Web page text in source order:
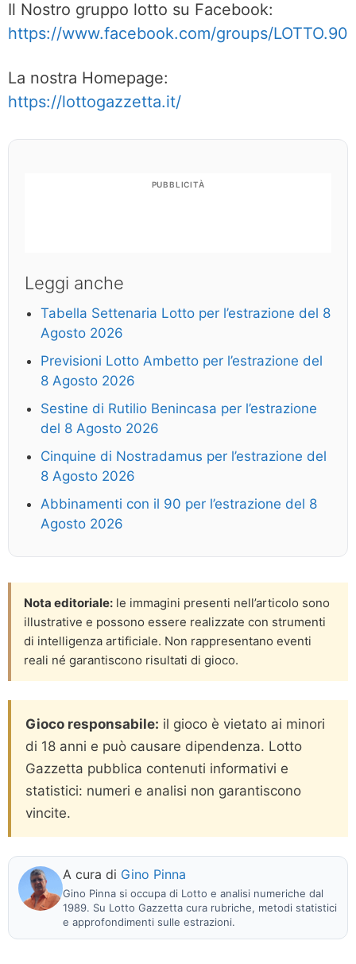
Il Nostro gruppo lotto su Facebook:
https://www.facebook.com/groups/LOTTO.90
La nostra Homepage:
https://lottogazzetta.it/
PUBBLICITÀ
Leggi anche
Tabella Settenaria Lotto per l’estrazione del 8
Agosto 2026
Previsioni Lotto Ambetto per l’estrazione del
8 Agosto 2026
Sestine di Rutilio Benincasa per l’estrazione
del 8 Agosto 2026
Cinquine di Nostradamus per l’estrazione del
8 Agosto 2026
Abbinamenti con il 90 per l’estrazione del 8
Agosto 2026
Nota editoriale: le immagini presenti nell’articolo sono
illustrative e possono essere realizzate con strumenti
di intelligenza artificiale. Non rappresentano eventi
reali né garantiscono risultati di gioco.
Gioco responsabile: il gioco è vietato ai minori
di 18 anni e può causare dipendenza. Lotto
Gazzetta pubblica contenuti informativi e
statistici: numeri e analisi non garantiscono
vincite.
A cura di Gino Pinna
Gino Pinna si occupa di Lotto e analisi numeriche dal
1989. Su Lotto Gazzetta cura rubriche, metodi statistici
e approfondimenti sulle estrazioni.